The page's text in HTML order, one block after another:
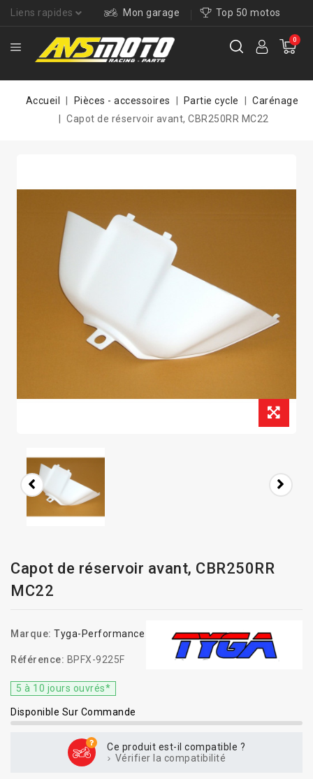
Liens rapides Mon garage Top 50 motos
0
Accueil Pièces - accessoires Partie cycle
Carénage
Capot de réservoir avant, CBR250RR MC22
Capot de réservoir avant, CBR250RR
MC22
Marque: Tyga-Performance
Référence: BPFX-9225F
5 à 10 jours ouvrés*
Disponible Sur Commande
Ce produit est-il compatible ?
Vérifier la compatibilité